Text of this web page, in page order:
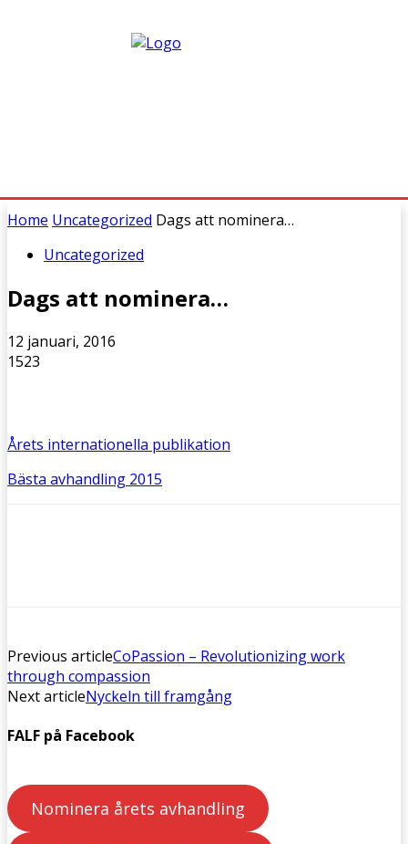
Home Uncategorized Dags att nominera…
Uncategorized
Dags att nominera…
12 januari, 2016
1523
Årets internationella publikation
Bästa avhandling 2015
Previous articleCoPassion – Revolutionizing work
through compassion
Next articleNyckeln till framgång
FALF på Facebook
Nominera årets avhandling